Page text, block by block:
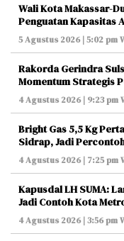
Wali Kota Makassar-
Penguatan Kapasitas
5 Agustus 2026 | 5:02 pm
Rakorda Gerindra
Momentum Strategis
4 Agustus 2026 | 9:23 pm
Bright Gas 5,5 Kg
Sidrap, Jadi
4 Agustus 2026 | 7:25 pm
Kapusdal LH SUMA:
Jadi Contoh Kota
4 Agustus 2026 | 3:56 pm